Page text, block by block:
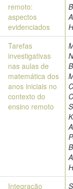
remoto:
aspectos
evidenciados
Tarefas
investigativas
nas aulas de
matemática dos
anos iniciais no
contexto do
ensino remoto
Integração